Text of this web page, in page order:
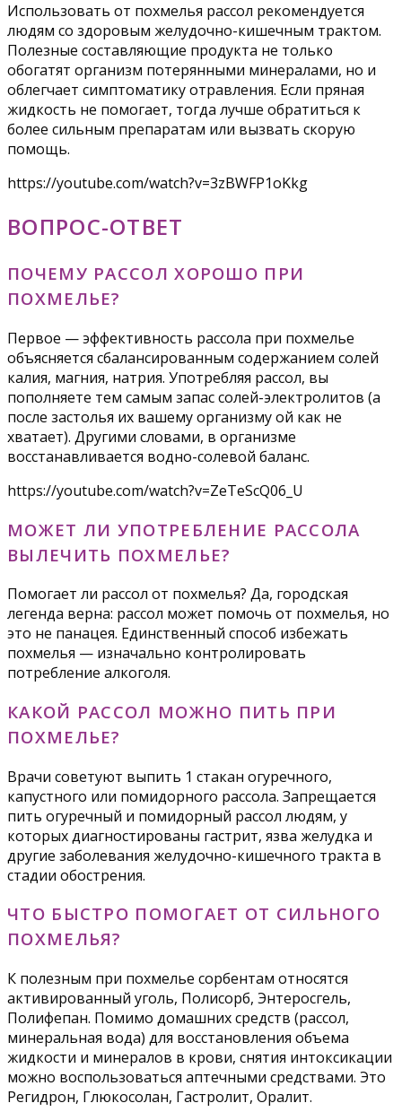
Использовать от похмелья рассол рекомендуется
людям со здоровым желудочно-кишечным трактом.
Полезные составляющие продукта не только
обогатят организм потерянными минералами, но и
облегчает симптоматику отравления. Если пряная
жидкость не помогает, тогда лучше обратиться к
более сильным препаратам или вызвать скорую
помощь.
https://youtube.com/watch?v=3zBWFP1oKkg
ВОПРОС-ОТВЕТ
ПОЧЕМУ РАССОЛ ХОРОШО ПРИ
ПОХМЕЛЬЕ?
Первое — эффективность рассола при похмелье
объясняется сбалансированным содержанием солей
калия, магния, натрия. Употребляя рассол, вы
пополняете тем самым запас солей-электролитов (а
после застолья их вашему организму ой как не
хватает). Другими словами, в организме
восстанавливается водно-солевой баланс.
https://youtube.com/watch?v=ZeTeScQ06_U
МОЖЕТ ЛИ УПОТРЕБЛЕНИЕ РАССОЛА
ВЫЛЕЧИТЬ ПОХМЕЛЬЕ?
Помогает ли рассол от похмелья? Да, городская
легенда верна: рассол может помочь от похмелья, но
это не панацея. Единственный способ избежать
похмелья — изначально контролировать
потребление алкоголя.
КАКОЙ РАССОЛ МОЖНО ПИТЬ ПРИ
ПОХМЕЛЬЕ?
Врачи советуют выпить 1 стакан огуречного,
капустного или помидорного рассола. Запрещается
пить огуречный и помидорный рассол людям, у
которых диагностированы гастрит, язва желудка и
другие заболевания желудочно-кишечного тракта в
стадии обострения.
ЧТО БЫСТРО ПОМОГАЕТ ОТ СИЛЬНОГО
ПОХМЕЛЬЯ?
К полезным при похмелье сорбентам относятся
активированный уголь, Полисорб, Энтеросгель,
Полифепан. Помимо домашних средств (рассол,
минеральная вода) для восстановления объема
жидкости и минералов в крови, снятия интоксикации
можно воспользоваться аптечными средствами. Это
Регидрон, Глюкосолан, Гастролит, Оралит.